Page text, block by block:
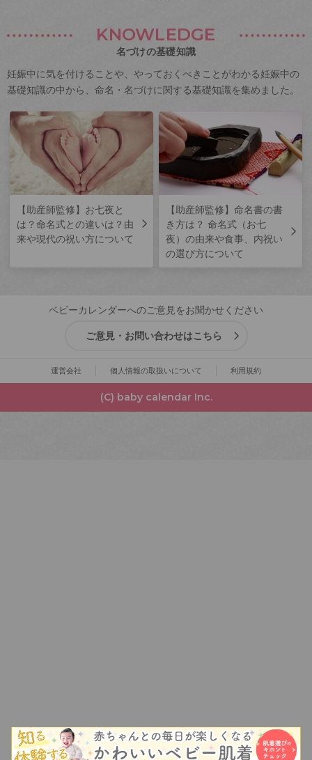
KNOWLEDGE
名づけの基礎知識
妊娠中に気を付けることや、やっておくべきことがわかる妊娠中の
基礎知識の中から、命名・名づけに関する基礎知識を集めました。
【助産師監修】お七夜と
は？命名式との違いは？由
来や現代の祝い方について
【助産師監修】命名書の書
き方は？ 命名式（お七
夜）の由来や食事、内祝い
の選び方について
ベビーカレンダーへのご意見をお聞かせください
ご意見・お問い合わせはこちら
運営会社 個人情報の取扱いについて 利用規約
(C) baby calendar Inc.